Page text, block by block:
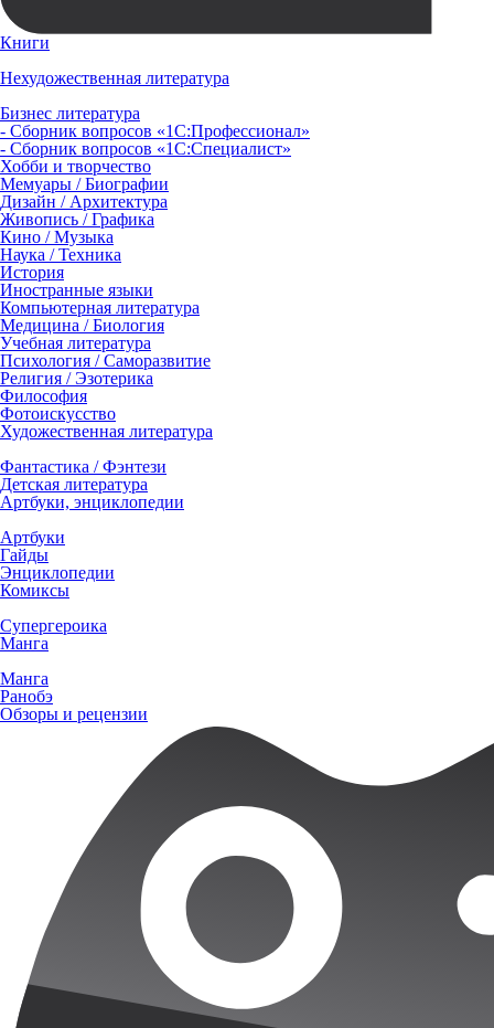
Книги
Нехудожественная литература
Бизнес литература
- Сборник вопросов «1С:Профессионал»
- Сборник вопросов «1С:Специалист»
Хобби и творчество
Мемуары / Биографии
Дизайн / Архитектура
Живопись / Графика
Кино / Музыка
Наука / Техника
История
Иностранные языки
Компьютерная литература
Медицина / Биология
Учебная литература
Психология / Саморазвитие
Религия / Эзотерика
Философия
Фотоискусство
Художественная литература
Фантастика / Фэнтези
Детская литература
Артбуки, энциклопедии
Артбуки
Гайды
Энциклопедии
Комиксы
Супергероика
Манга
Манга
Ранобэ
Обзоры и рецензии